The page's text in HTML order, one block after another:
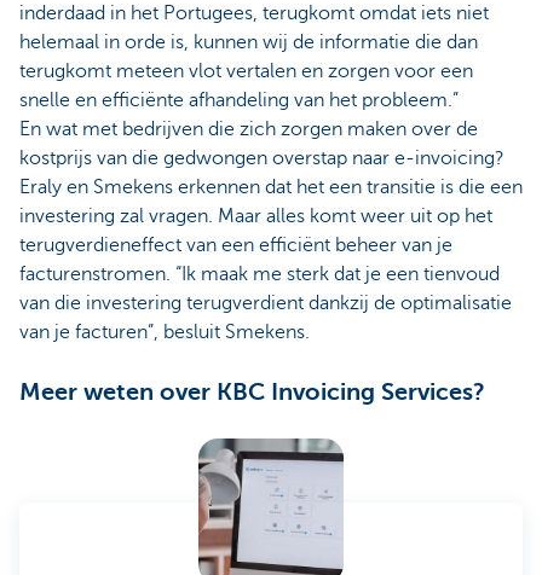
inderdaad in het Portugees, terugkomt omdat iets niet
helemaal in orde is, kunnen wij de informatie die dan
terugkomt meteen vlot vertalen en zorgen voor een
snelle en efficiënte afhandeling van het probleem.”
En wat met bedrijven die zich zorgen maken over de
kostprijs van die gedwongen overstap naar e-invoicing?
Eraly en Smekens erkennen dat het een transitie is die een
investering zal vragen. Maar alles komt weer uit op het
terugverdieneffect van een efficiënt beheer van je
facturenstromen. “Ik maak me sterk dat je een tienvoud
van die investering terugverdient dankzij de optimalisatie
van je facturen”, besluit Smekens.
Meer weten over KBC Invoicing Services?